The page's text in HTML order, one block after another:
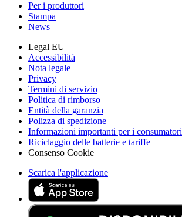
Per i produttori
Stampa
News
Legal EU
Accessibilità
Nota legale
Privacy
Termini di servizio
Politica di rimborso
Entità della garanzia
Polizza di spedizione
Informazioni importanti per i consumatori
Riciclaggio delle batterie e tariffe
Consenso Cookie
Scarica l'applicazione